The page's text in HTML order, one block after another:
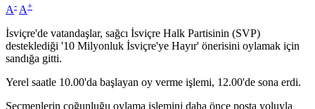
A- A+
İsviçre'de vatandaşlar, sağcı İsviçre Halk Partisinin (SVP)
desteklediği '10 Milyonluk İsviçre'ye Hayır' önerisini oylamak için
sandığa gitti.
Yerel saatle 10.00'da başlayan oy verme işlemi, 12.00'de sona erdi.
Seçmenlerin çoğunluğu oylama işlemini daha önce posta yoluyla